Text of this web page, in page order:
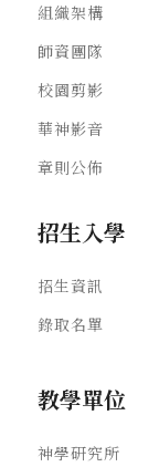
組織架構
師資團隊
校園剪影
華神影音
章則公佈
招生入學
招生資訊
錄取名單
教學單位
神學研究所